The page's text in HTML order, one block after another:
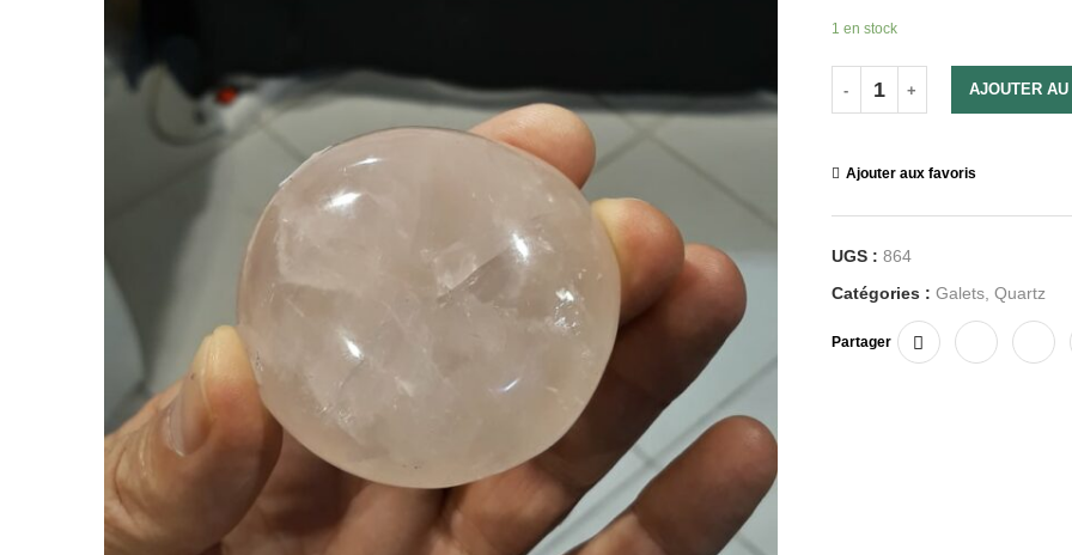
1 en stock
AJOUTER AU
Ajouter aux favoris
UGS : 864
Catégories : Galets, Quartz
Partager